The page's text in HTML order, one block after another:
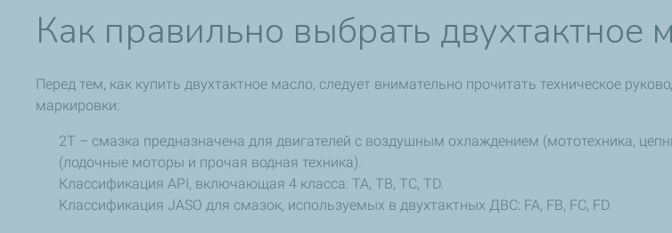
Как правильно выбрать двухтактное
Перед тем, как купить двухтактное масло, следует внимательно прочитать техническое
маркировки:
2Т – смазка предназначена для двигателей с воздушным охлаждением (мототехника,
(лодочные моторы и прочая водная техника).
Классификация API, включающая 4 класса: TA, TB, TC, TD.
Классификация JASO для смазок, используемых в двухтактных ДВС: FA, FB, FC, FD.